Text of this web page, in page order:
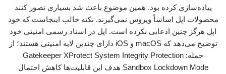
پیاده‌سازی کرده بود. همین موضوع باعث شد بسیاری تصور کنند
محصولات اپل اساساً ویروس نمی‌گیرند. نکته جالب اینجاست که خود
اپل هرگز چنین ادعایی نکرده است. اپل در اسناد رسمی امنیتی خود
توضیح می‌دهد که macOS و iOS دارای چندین لایه امنیتی هستند؛ از
جمله: Gatekeeper XProtect System Integrity Protection
Sandbox Lockdown Mode هدف این قابلیت‌ها کاهش احتمال